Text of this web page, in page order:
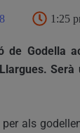
1:25
de Godella
als